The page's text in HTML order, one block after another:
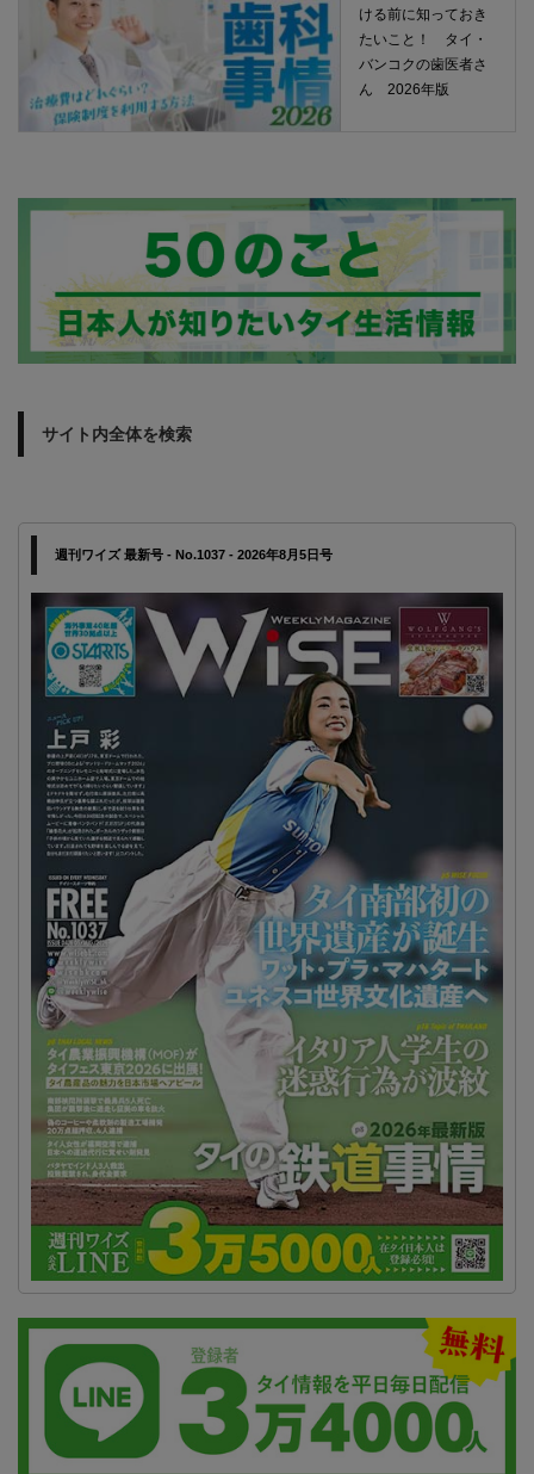
ける前に知っておき
たいこと！ タイ・
バンコクの歯医者さ
ん 2026年版
サイト内全体を検索
週刊ワイズ 最新号 - No.1037 - 2026年8月5日号